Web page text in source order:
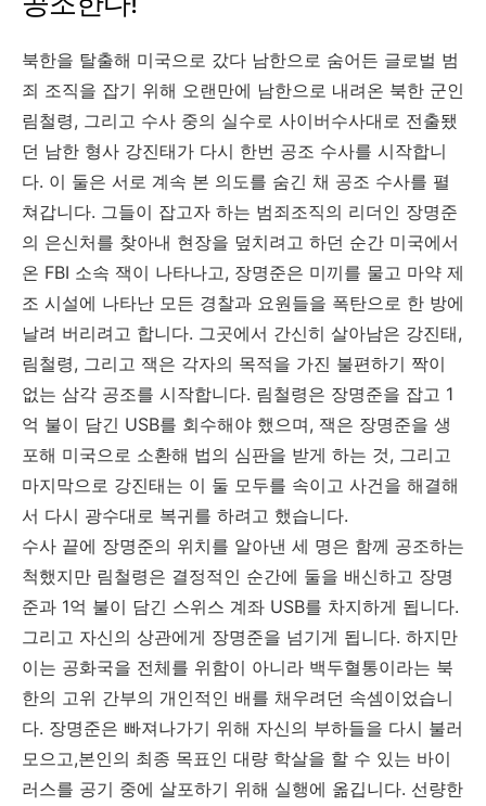
북한을 탈출해 미국으로 갔다 남한으로 숨어든 글로벌 범
죄 조직을 잡기 위해 오랜만에 남한으로 내려온 북한 군인
림철령, 그리고 수사 중의 실수로 사이버수사대로 전출됐
던 남한 형사 강진태가 다시 한번 공조 수사를 시작합니
다. 이 둘은 서로 계속 본 의도를 숨긴 채 공조 수사를 펼
쳐갑니다. 그들이 잡고자 하는 범죄조직의 리더인 장명준
의 은신처를 찾아내 현장을 덮치려고 하던 순간 미국에서
온 FBI 소속 잭이 나타나고, 장명준은 미끼를 물고 마약 제
조 시설에 나타난 모든 경찰과 요원들을 폭탄으로 한 방에
날려 버리려고 합니다. 그곳에서 간신히 살아남은 강진태,
림철령, 그리고 잭은 각자의 목적을 가진 불편하기 짝이
없는 삼각 공조를 시작합니다. 림철령은 장명준을 잡고 1
억 불이 담긴 USB를 회수해야 했으며, 잭은 장명준을 생
포해 미국으로 소환해 법의 심판을 받게 하는 것, 그리고
마지막으로 강진태는 이 둘 모두를 속이고 사건을 해결해
서 다시 광수대로 복귀를 하려고 했습니다.
수사 끝에 장명준의 위치를 알아낸 세 명은 함께 공조하는
척했지만 림철령은 결정적인 순간에 둘을 배신하고 장명
준과 1억 불이 담긴 스위스 계좌 USB를 차지하게 됩니다.
그리고 자신의 상관에게 장명준을 넘기게 됩니다. 하지만
이는 공화국을 전체를 위함이 아니라 백두혈통이라는 북
한의 고위 간부의 개인적인 배를 채우려던 속셈이었습니
다. 장명준은 빠져나가기 위해 자신의 부하들을 다시 불러
모으고,본인의 최종 목표인 대량 학살을 할 수 있는 바이
러스를 공기 중에 살포하기 위해 실행에 옮깁니다. 선량한